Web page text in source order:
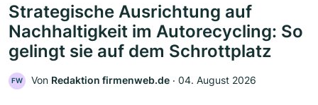
Strategische Ausrichtung auf
Nachhaltigkeit im Autorecycling: So
gelingt sie auf dem Schrottplatz
FW Von Redaktion firmenweb.de ‧ 04. August 2026